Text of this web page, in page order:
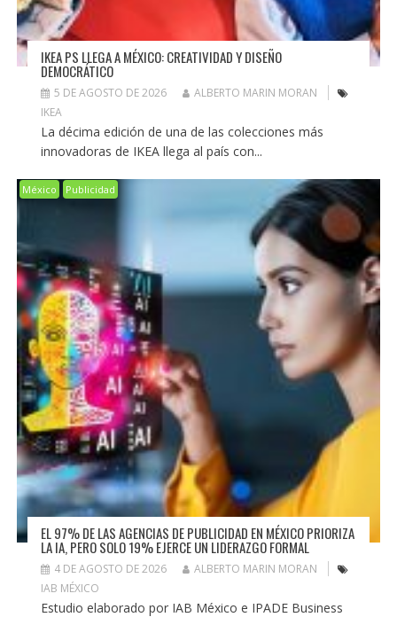
IKEA PS LLEGA A MÉXICO: CREATIVIDAD Y DISEÑO
DEMOCRÁTICO
5 DE AGOSTO DE 2026
ALBERTO MARIN MORAN
IKEA
La décima edición de una de las colecciones más
innovadoras de IKEA llega al país con...
México Publicidad
EL 97% DE LAS AGENCIAS DE PUBLICIDAD EN MÉXICO PRIORIZA
LA IA, PERO SOLO 19% EJERCE UN LIDERAZGO FORMAL
4 DE AGOSTO DE 2026
ALBERTO MARIN MORAN
IAB MÉXICO
Estudio elaborado por IAB México e IPADE Business